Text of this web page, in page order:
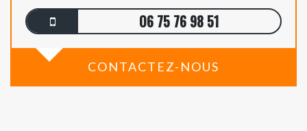
06 75 76 98 51
CONTACTEZ-NOUS